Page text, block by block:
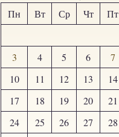
Пн
Вт Ср Чт Пт
3
4 5 6 7
10
11 12 13 14
17
18 19 20 21
24
25 26 27 28